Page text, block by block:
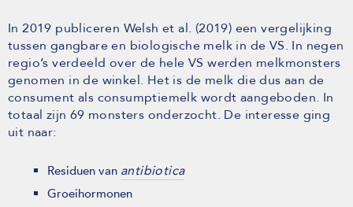
In 2019 publiceren Welsh et al. (2019) een vergelijking
tussen gangbare en biologische melk in de VS. In negen
regio’s verdeeld over de hele VS werden melkmonsters
genomen in de winkel. Het is de melk die dus aan de
consument als consumptiemelk wordt aangeboden. In
totaal zijn 69 monsters onderzocht. De interesse ging
uit naar:
Residuen van antibiotica
Groeihormonen